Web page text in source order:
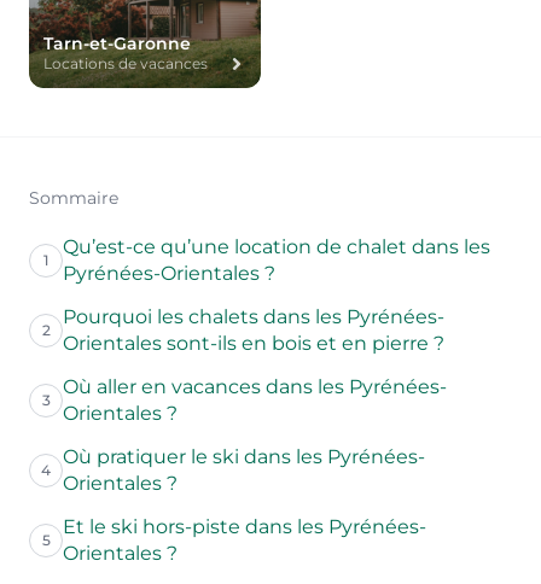
Tarn-et-Garonne
Locations de vacances
Sommaire
1
Qu’est-ce qu’une location de chalet dans les
Pyrénées-Orientales ?
2
Pourquoi les chalets dans les Pyrénées-
Orientales sont-ils en bois et en pierre ?
3
Où aller en vacances dans les Pyrénées-
Orientales ?
4
Où pratiquer le ski dans les Pyrénées-
Orientales ?
5
Et le ski hors-piste dans les Pyrénées-
Orientales ?